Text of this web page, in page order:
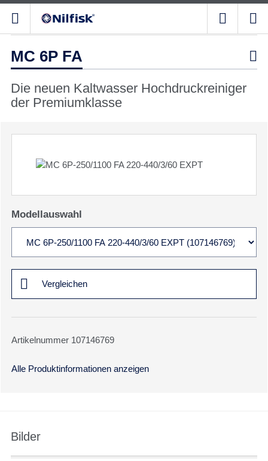
MC 6P FA 
Die neuen Kaltwasser Hochdruckreiniger
der Premiumklasse
Modellauswahl
Vergleichen
Artikelnummer 107146769
Alle Produktinformationen anzeigen
Bilder